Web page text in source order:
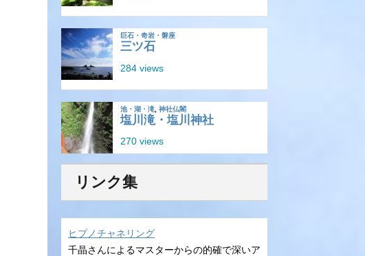
リンク集
ヒプノチャネリング
千晶さんによるマスターからの的確で深いア